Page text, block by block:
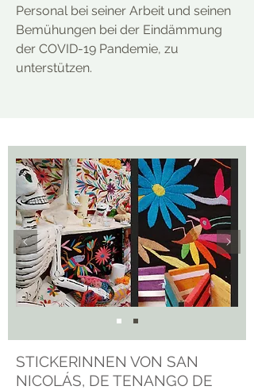
Personal bei seiner Arbeit und seinen
Bemühungen bei der Eindämmung
der COVID-19 Pandemie, zu
unterstützen.
STICKERINNEN VON SAN
NICOLÁS, DE TENANGO DE